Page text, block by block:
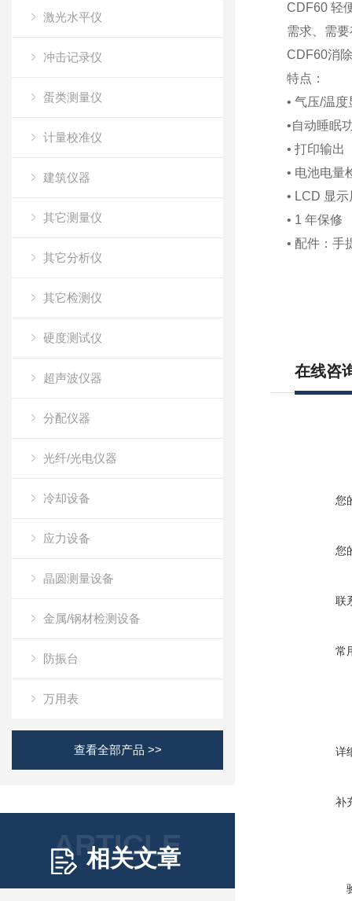
激光水平仪
冲击记录仪
蛋类测量仪
计量校准仪
建筑仪器
其它测量仪
其它分析仪
其它检测仪
硬度测试仪
超声波仪器
分配仪器
光纤/光电仪器
冷却设备
应力设备
晶圆测量设备
金属/钢材检测设备
防振台
万用表
查看全部产品 >>
ARTICLE
相关文章
CDF60 轻
需求、需
CDF60消
特点：
• 气压/温
•自动睡眠
• 打印输出
• 电池电量
• LCD 显
• 1 年保修
• 配件：手
在线咨
您
您
联
常
详
补